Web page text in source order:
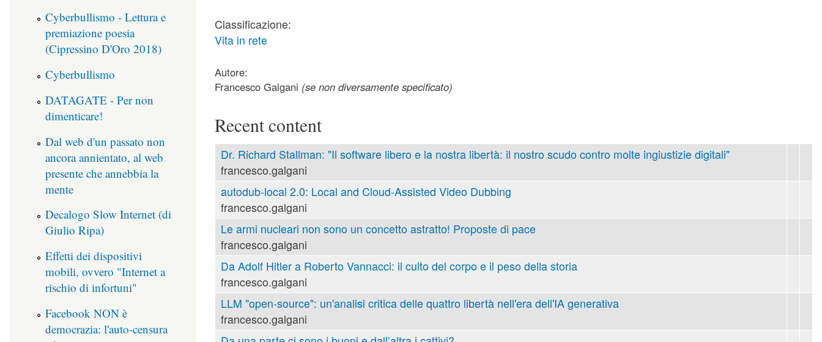
Classificazione:
Vita in rete
Autore:
Francesco Galgani (se non diversamente specificato)
Recent content
Dr. Richard Stallman: "Il software libero e la nostra libertà: il nostro scudo contro molte ingiustizie digitali"
francesco.galgani
autodub-local 2.0: Local and Cloud-Assisted Video Dubbing
francesco.galgani
Le armi nucleari non sono un concetto astratto! Proposte di pace
francesco.galgani
Da Adolf Hitler a Roberto Vannacci: il culto del corpo e il peso della storia
francesco.galgani
LLM "open-source": un'analisi critica delle quattro libertà nell'era dell'IA generativa
francesco.galgani
Cyberbullismo - Lettura e
premiazione poesia
(Cipressino D'Oro 2018)
Cyberbullismo
DATAGATE - Per non
dimenticare!
Dal web d'un passato non
ancora annientato, al web
presente che annebbia la
mente
Decalogo Slow Internet (di
Giulio Ripa)
Effetti dei dispositivi
mobili, ovvero "Internet a
rischio di infortuni"
Facebook NON è
democrazia: l'auto-censura